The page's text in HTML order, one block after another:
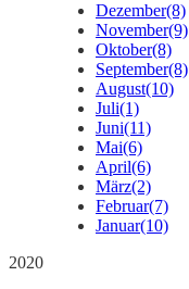
Dezember(8)
November(9)
Oktober(8)
September(8)
August(10)
Juli(1)
Juni(11)
Mai(6)
April(6)
März(2)
Februar(7)
Januar(10)
2020